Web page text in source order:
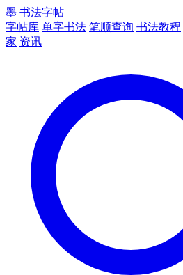
墨 书法字帖
字帖库 单字书法 笔顺查询 书法教程
家 资讯